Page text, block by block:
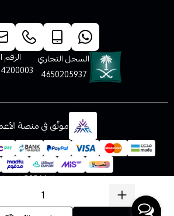
السجل التجاري
4650205937
الرقم
موثّق في منصة
الحقوق محفوظة | 2026 فيب